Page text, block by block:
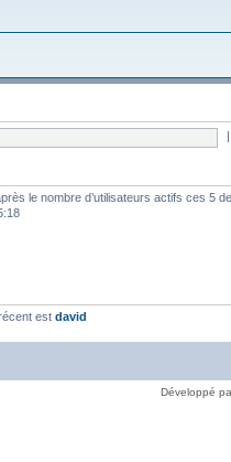
le nombre d’utilisateurs actifs ces 5
est david
Développé